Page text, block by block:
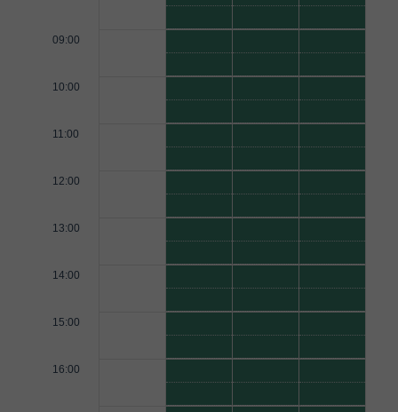
09:00
10:00
11:00
12:00
13:00
14:00
15:00
16:00